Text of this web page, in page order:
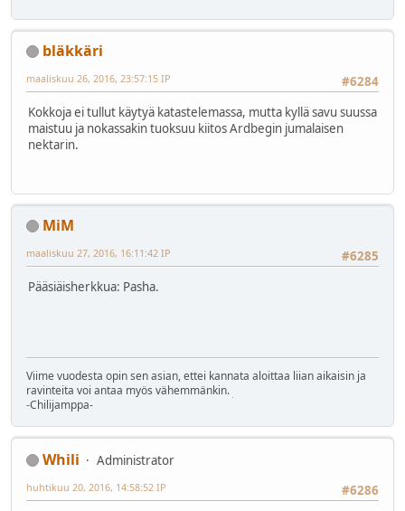
bläkkäri
#6284
maaliskuu 26, 2016, 23:57:15 IP
Kokkoja ei tullut käytyä katastelemassa, mutta kyllä savu suussa
maistuu ja nokassakin tuoksuu kiitos Ardbegin jumalaisen
nektarin.
MiM
#6285
maaliskuu 27, 2016, 16:11:42 IP
Pääsiäisherkkua: Pasha.
Viime vuodesta opin sen asian, ettei kannata aloittaa liian aikaisin ja
ravinteita voi antaa myös vähemmänkin.
-Chilijamppa-
Whili
Administrator
#6286
huhtikuu 20, 2016, 14:58:52 IP